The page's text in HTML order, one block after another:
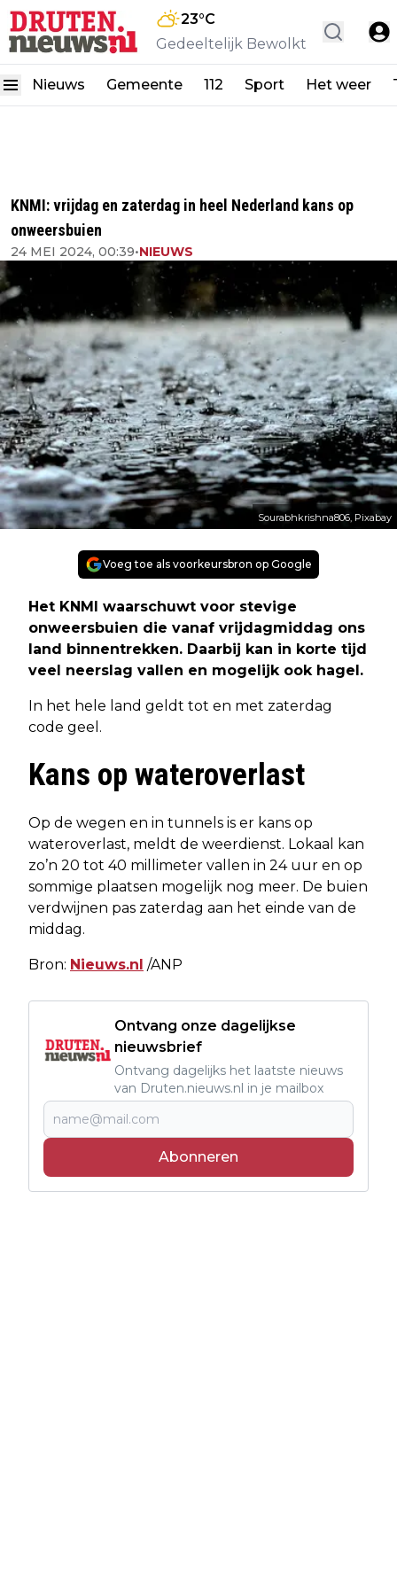
23°C
Gedeeltelijk Bewolkt
Nieuws Gemeente 112 Sport Het weer
KNMI: vrijdag en zaterdag in heel Nederland kans op
onweersbuien
24 MEI 2024, 00:39•NIEUWS
Sourabhkrishna806, Pixabay
Voeg toe als voorkeursbron op Google
Het KNMI waarschuwt voor stevige
onweersbuien die vanaf vrijdagmiddag ons
land binnentrekken. Daarbij kan in korte tijd
veel neerslag vallen en mogelijk ook hagel.
In het hele land geldt tot en met zaterdag
code geel.
Kans op wateroverlast
Op de wegen en in tunnels is er kans op
wateroverlast, meldt de weerdienst. Lokaal kan
zo’n 20 tot 40 millimeter vallen in 24 uur en op
sommige plaatsen mogelijk nog meer. De buien
verdwijnen pas zaterdag aan het einde van de
middag.
Bron: Nieuws.nl /ANP
Ontvang onze dagelijkse
nieuwsbrief
Ontvang dagelijks het laatste nieuws
van Druten.nieuws.nl in je mailbox
Abonneren